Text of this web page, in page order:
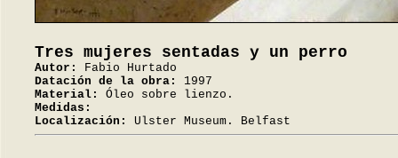
Tres mujeres sentadas y un perro
Autor:
Fabio Hurtado
Datación de la obra:
1997
Material:
Óleo sobre lienzo.
Medidas:
Localización:
Ulster Museum. Belfast